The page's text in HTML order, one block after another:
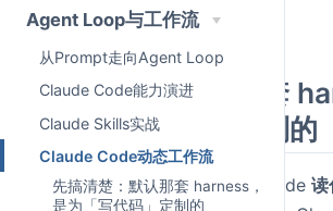
Agent Loop与工作流
从Prompt走向Agent Loop
Claude Code能力演进
Claude Skills实战
Claude Code动态工作流
先搞清楚：默认那套 harness，
是为「写代码」定制的
Workflows）」。
先搞清楚：默认那套
是为「写代码」定制的
harness 是什么？就是控制 Claude 读